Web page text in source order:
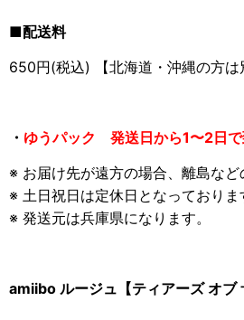
■配送料
650円(税込) 【北海道・沖縄の方は
・ ゆうパック 発送日から1〜2日
※ お届け先が遠方の場合、離島など
※ 土日祝日は定休日となっておりま
※ 発送元は兵庫県になります。
amiibo ルージュ【ティアーズ オブ